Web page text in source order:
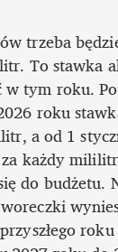
trzeba
To stawka
w tym roku.
roku
a od 1
każdy
do budżetu.